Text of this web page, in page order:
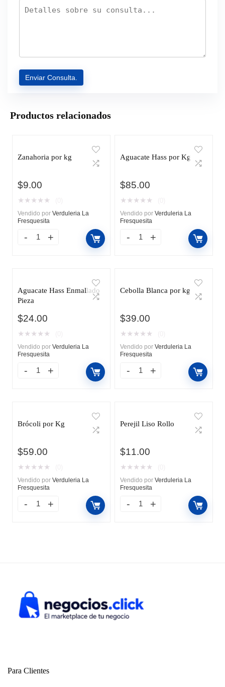
Productos relacionados
Zanahoria por kg
$9.00
★ ★ ★ ★ ★
Vendido por Verduleria La
Fresquesita
Aguacate Hass por Kg
$85.00
★ ★ ★ ★ ★
Vendido por Verduleria La
Fresquesita
Aguacate Hass Enmallado
Pieza
$24.00
★ ★ ★ ★ ★
Vendido por Verduleria La
Fresquesita
Cebolla Blanca por kg
$39.00
★ ★ ★ ★ ★
Vendido por Verduleria La
Fresquesita
Brócoli por Kg
$59.00
★ ★ ★ ★ ★
Vendido por Verduleria La
Fresquesita
Perejil Liso Rollo
$11.00
★ ★ ★ ★ ★
Vendido por Verduleria La
Fresquesita
Para Clientes